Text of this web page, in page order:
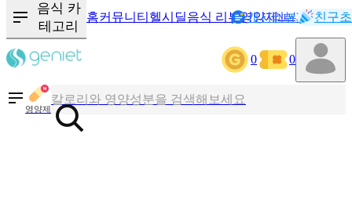
음식 · 영양제 리뷰를 찾아보세요
음식 카
테고리
홈커뮤니티 헬시딜음식 리뷰영양제NEW기록
캐시리뷰 친구
0 0
영양제
칼로리와 영양성분을 검색해보세요
혈당 · 다이어트 음식 검색해보세요